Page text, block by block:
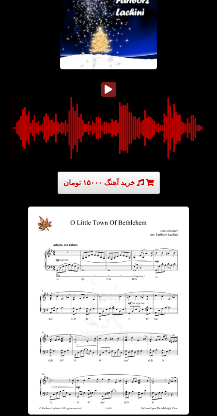
خرید آهنگ ۱۵۰۰۰ تومان